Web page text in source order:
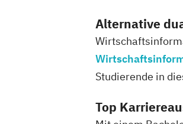
Alternative
Studierende in
Top